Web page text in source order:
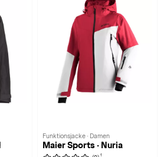
Funktionsjacke · Damen
Maier Sports · Nuria
1